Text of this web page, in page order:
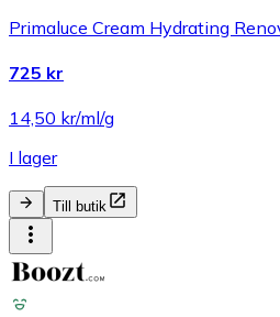
Primaluce Cream Hydrating
725 kr
14,50 kr/ml/g
I lager
Till butik